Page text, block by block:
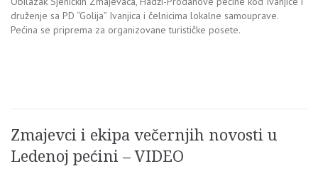
druženje sa PD “Golija” Ivanjica i čelnicima lokalne samouprave.
Pećina se priprema za organizovane turističke posete.
Zmajevci i ekipa večernjih novosti u
Ledenoj pećini – VIDEO